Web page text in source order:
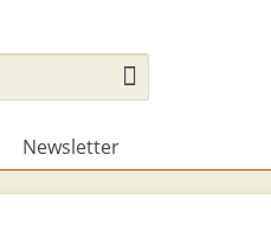
Newsletter